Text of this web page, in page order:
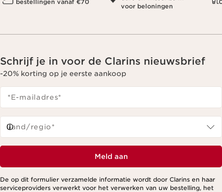
bestellingen vanaf €70
voor beloningen
Schrijf je in voor de Clarins nieuwsbrief
-20% korting op je eerste aankoop
*E-mailadres*
Land/regio*
Meld aan
De op dit formulier verzamelde informatie wordt door Clarins en haar
serviceproviders verwerkt voor het verwerken van uw bestelling, het